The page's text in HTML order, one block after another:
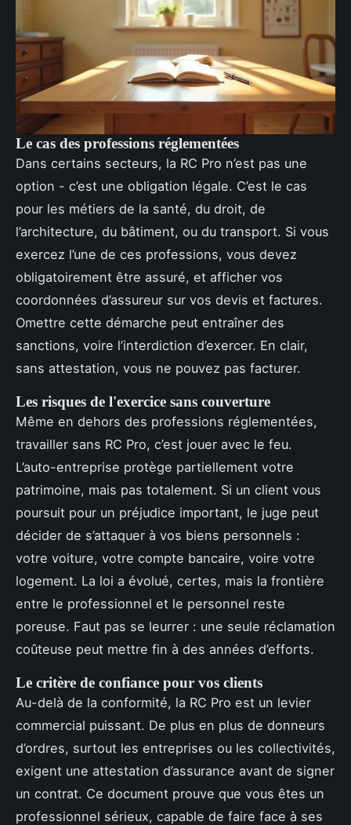
Le cas des professions réglementées
Dans certains secteurs, la RC Pro n’est pas une
option - c’est une obligation légale. C’est le cas
pour les métiers de la santé, du droit, de
l’architecture, du bâtiment, ou du transport. Si vous
exercez l’une de ces professions, vous devez
obligatoirement être assuré, et afficher vos
coordonnées d’assureur sur vos devis et factures.
Omettre cette démarche peut entraîner des
sanctions, voire l’interdiction d’exercer. En clair,
sans attestation, vous ne pouvez pas facturer.
Les risques de l'exercice sans couverture
Même en dehors des professions réglementées,
travailler sans RC Pro, c’est jouer avec le feu.
L’auto-entreprise protège partiellement votre
patrimoine, mais pas totalement. Si un client vous
poursuit pour un préjudice important, le juge peut
décider de s’attaquer à vos biens personnels :
votre voiture, votre compte bancaire, voire votre
logement. La loi a évolué, certes, mais la frontière
entre le professionnel et le personnel reste
poreuse. Faut pas se leurrer : une seule réclamation
coûteuse peut mettre fin à des années d’efforts.
Le critère de confiance pour vos clients
Au-delà de la conformité, la RC Pro est un levier
commercial puissant. De plus en plus de donneurs
d’ordres, surtout les entreprises ou les collectivités,
exigent une attestation d’assurance avant de signer
un contrat. Ce document prouve que vous êtes un
professionnel sérieux, capable de faire face à ses